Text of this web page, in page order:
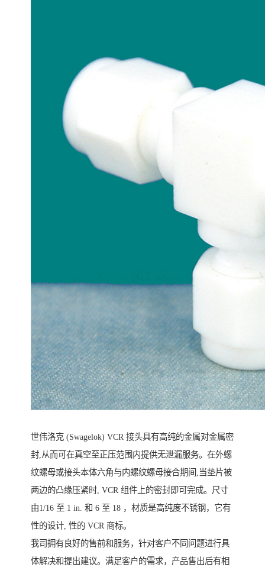
世伟洛克 (Swagelok) VCR 接头具有高纯的金属对金属密
封,从而可在真空至正压范围内提供无泄漏服务。在外螺
纹螺母或接头本体六角与内螺纹螺母接合期间,当垫片被
两边的凸缘压紧时, VCR 组件上的密封即可完成。尺寸
由1/16 至 1 in. 和 6 至 18 ，材质是高纯度不锈钢，它有
性的设计, 性的 VCR 商标。
我司拥有良好的售前和服务，针对客户不同问题进行具
体解决和提出建议。满足客户的需求，产品售出后有相